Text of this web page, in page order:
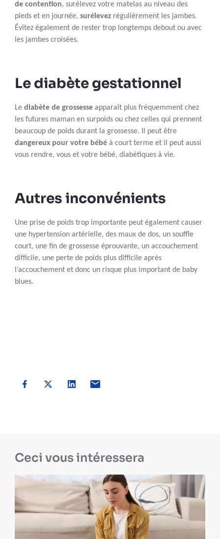
de contention, surélevez votre matelas au niveau des
pieds et en journée, surélevez régulièrement les jambes.
Évitez également de rester trop longtemps debout ou avec
les jambes croisées.
Le diabète gestationnel
Le diabète de grossesse apparaît plus fréquemment chez
les futures maman en surpoids ou chez celles qui prennent
beaucoup de poids durant la grossesse. Il peut être
dangereux pour votre bébé à court terme et il peut aussi
vous rendre, vous et votre bébé, diabétiques à vie.
Autres inconvénients
Une prise de poids trop importante peut également causer
une hypertension artérielle, des maux de dos, un souffle
court, une fin de grossesse éprouvante, un accouchement
difficile, une perte de poids plus difficile après
l’accouchement et donc un risque plus important de baby
blues.
Ceci vous intéressera